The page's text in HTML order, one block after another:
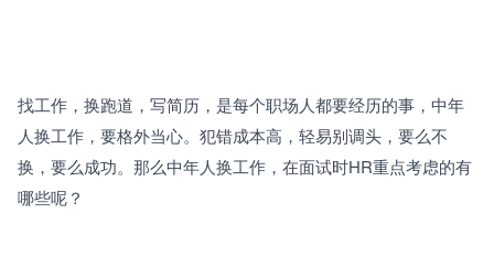
找工作，换跑道，写简历，是每个职场人都要经历的事，中年
人换工作，要格外当心。犯错成本高，轻易别调头，要么不
换，要么成功。那么中年人换工作，在面试时HR重点考虑的有
哪些呢？